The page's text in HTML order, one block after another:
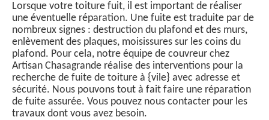
Lorsque votre toiture fuit, il est important de réaliser
une éventuelle réparation. Une fuite est traduite par de
nombreux signes : destruction du plafond et des murs,
enlèvement des plaques, moisissures sur les coins du
plafond. Pour cela, notre équipe de couvreur chez
Artisan Chasagrande réalise des interventions pour la
recherche de fuite de toiture à {vile} avec adresse et
sécurité. Nous pouvons tout à fait faire une réparation
de fuite assurée. Vous pouvez nous contacter pour les
travaux dont vous avez besoin.